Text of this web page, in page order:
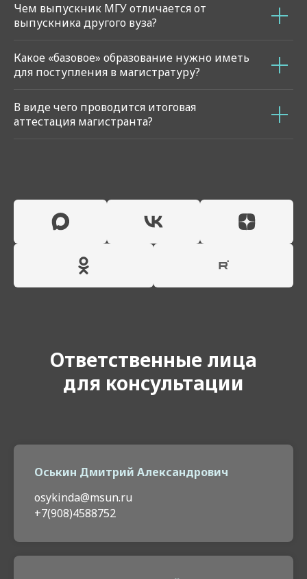
Чем выпускник МГУ отличается от
выпускника другого вуза?
Какое «базовое» образование нужно иметь
для поступления в магистратуру?
В виде чего проводится итоговая
аттестация магистранта?
Ответственные лица
для консультации
Оськин Дмитрий Александрович
osykinda@msun.ru
+7(908)4588752